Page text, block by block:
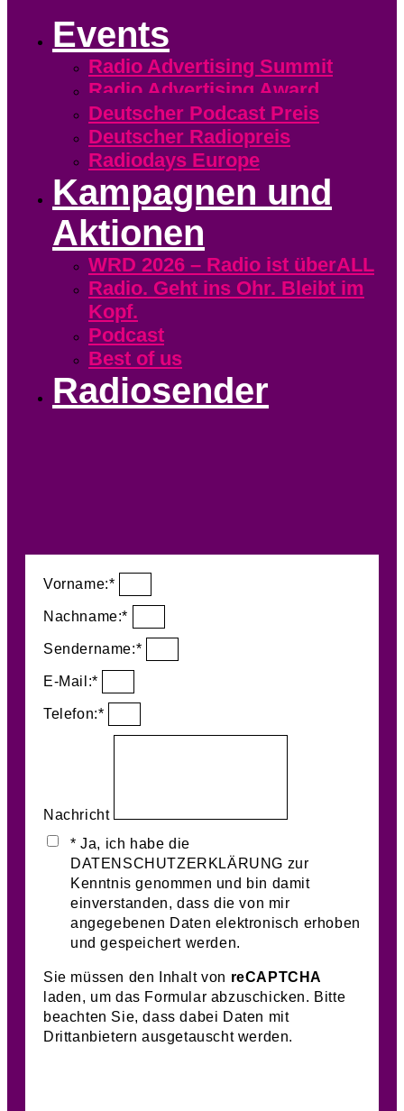
Events
Radio Advertising Summit
Radio Advertising Award
Deutscher Podcast Preis
Deutscher Radiopreis
Radiodays Europe
Kampagnen und
Aktionen
WRD 2026 – Radio ist überALL
Radio. Geht ins Ohr. Bleibt im
Kopf.
Podcast
Best of us
Radiosender
Vorname:*
Nachname:*
Sendername:*
E-Mail:*
Telefon:*
Nachricht
* Ja, ich habe die
DATENSCHUTZERKLÄRUNG zur
Kenntnis genommen und bin damit
einverstanden, dass die von mir
angegebenen Daten elektronisch erhoben
und gespeichert werden.
Sie müssen den Inhalt von reCAPTCHA
laden, um das Formular abzuschicken. Bitte
beachten Sie, dass dabei Daten mit
Drittanbietern ausgetauscht werden.